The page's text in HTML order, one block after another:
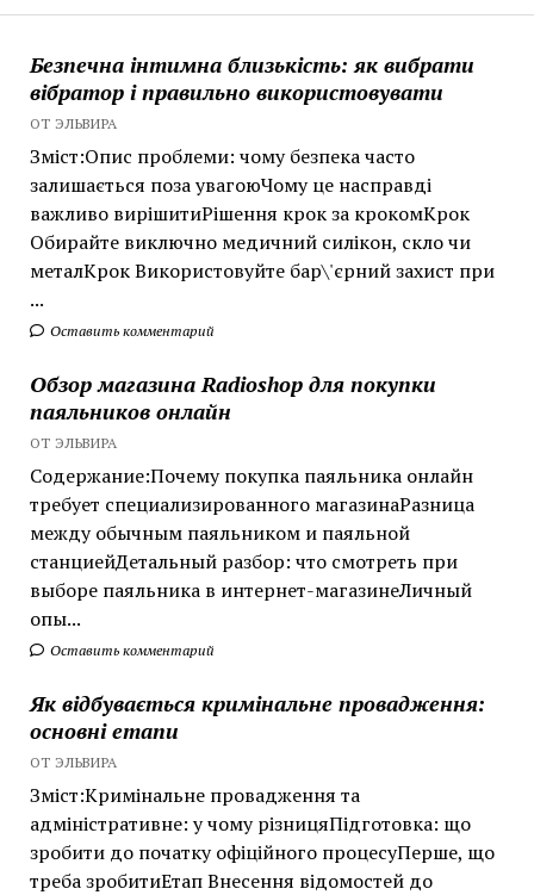
Безпечна інтимна близькість: як вибрати
вібратор і правильно використовувати
ОТ ЭЛЬВИРА
Зміст:Опис проблеми: чому безпека часто
залишається поза увагоюЧому це насправді
важливо вирішитиРішення крок за крокомКрок
Обирайте виключно медичний силікон, скло чи
металКрок Використовуйте бар\'єрний захист при
...
Оставить комментарий
Обзор магазина Radioshop для покупки
паяльников онлайн
ОТ ЭЛЬВИРА
Содержание:Почему покупка паяльника онлайн
требует специализированного магазинаРазница
между обычным паяльником и паяльной
станциейДетальный разбор: что смотреть при
выборе паяльника в интернет-магазинеЛичный
опы...
Оставить комментарий
Як відбувається кримінальне провадження:
основні етапи
ОТ ЭЛЬВИРА
Зміст:Кримінальне провадження та
адміністративне: у чому різницяПідготовка: що
зробити до початку офіційного процесуПерше, що
треба зробитиЕтап Внесення відомостей до